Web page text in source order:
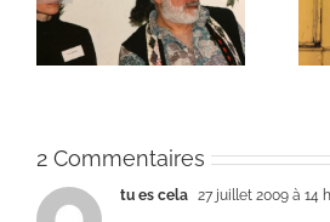
Une toile fraîche
2 Commentaires
tu es cela 27 juillet 2009 à 14